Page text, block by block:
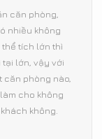
căn phòng,
nhiều không
tích lớn thì
lớn, vậy với
căn phòng nào,
cho không
không.